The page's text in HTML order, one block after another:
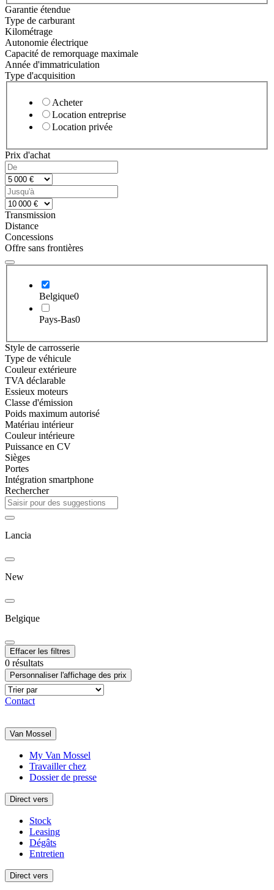
Garantie étendue
Type de carburant
Kilométrage
Autonomie électrique
Capacité de remorquage maximale
Année d'immatriculation
Type d'acquisition
Acheter
Location entreprise
Location privée
Prix d'achat
Transmission
Distance
Concessions
Offre sans frontières
Belgique0
Pays-Bas0
Style de carrosserie
Type de véhicule
Couleur extérieure
TVA déclarable
Essieux moteurs
Classe d'émission
Poids maximum autorisé
Matériau intérieur
Couleur intérieure
Puissance en CV
Sièges
Portes
Intégration smartphone
Rechercher
Lancia
New
Belgique
Effacer les filtres
0 résultats
Personnaliser l'affichage des prix
Contact
Van Mossel
My Van Mossel
Travailler chez
Dossier de presse
Direct vers
Stock
Leasing
Dégâts
Entretien
Direct vers